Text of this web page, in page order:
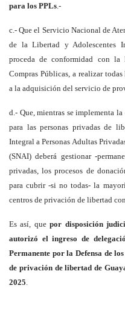
para los PPLs.-
c.- Que el Servicio Nacional de
de la Libertad y Adolescentes
proceda de conformidad con la
Compras Públicas, a realizar
a la adquisición del servicio de
d.- Que, mientras se implementa
para las personas privadas de
Integral a Personas Adultas
(SNAI) deberá gestionar -
privadas, los procesos de
para cubrir -si no todas- la
centros de privación de libertad
Es así, quepor disposición
autorizó el ingreso de
Permanente por la Defensa de
de privación de libertad de
2025.